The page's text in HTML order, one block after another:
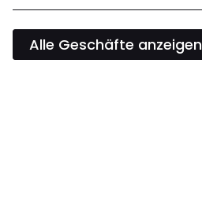
Alle Geschäfte anzeigen